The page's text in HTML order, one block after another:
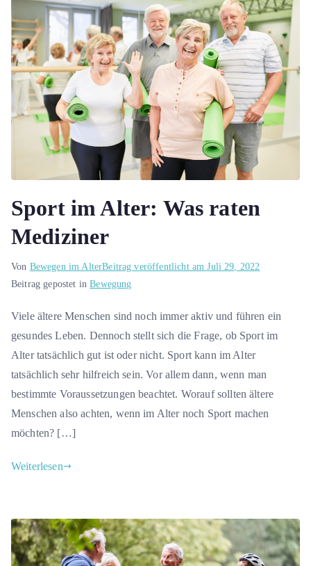
Sport im Alter: Was raten
Mediziner
Von Bewegen im AlterBeitrag veröffentlicht amJuli 29, 2022
Beitrag gepostet inBewegung
Viele ältere Menschen sind noch immer aktiv und führen ein
gesundes Leben. Dennoch stellt sich die Frage, ob Sport im
Alter tatsächlich gut ist oder nicht. Sport kann im Alter
tatsächlich sehr hilfreich sein. Vor allem dann, wenn man
bestimmte Voraussetzungen beachtet. Worauf sollten ältere
Menschen also achten, wenn im Alter noch Sport machen
möchten? […]
Weiterlesen